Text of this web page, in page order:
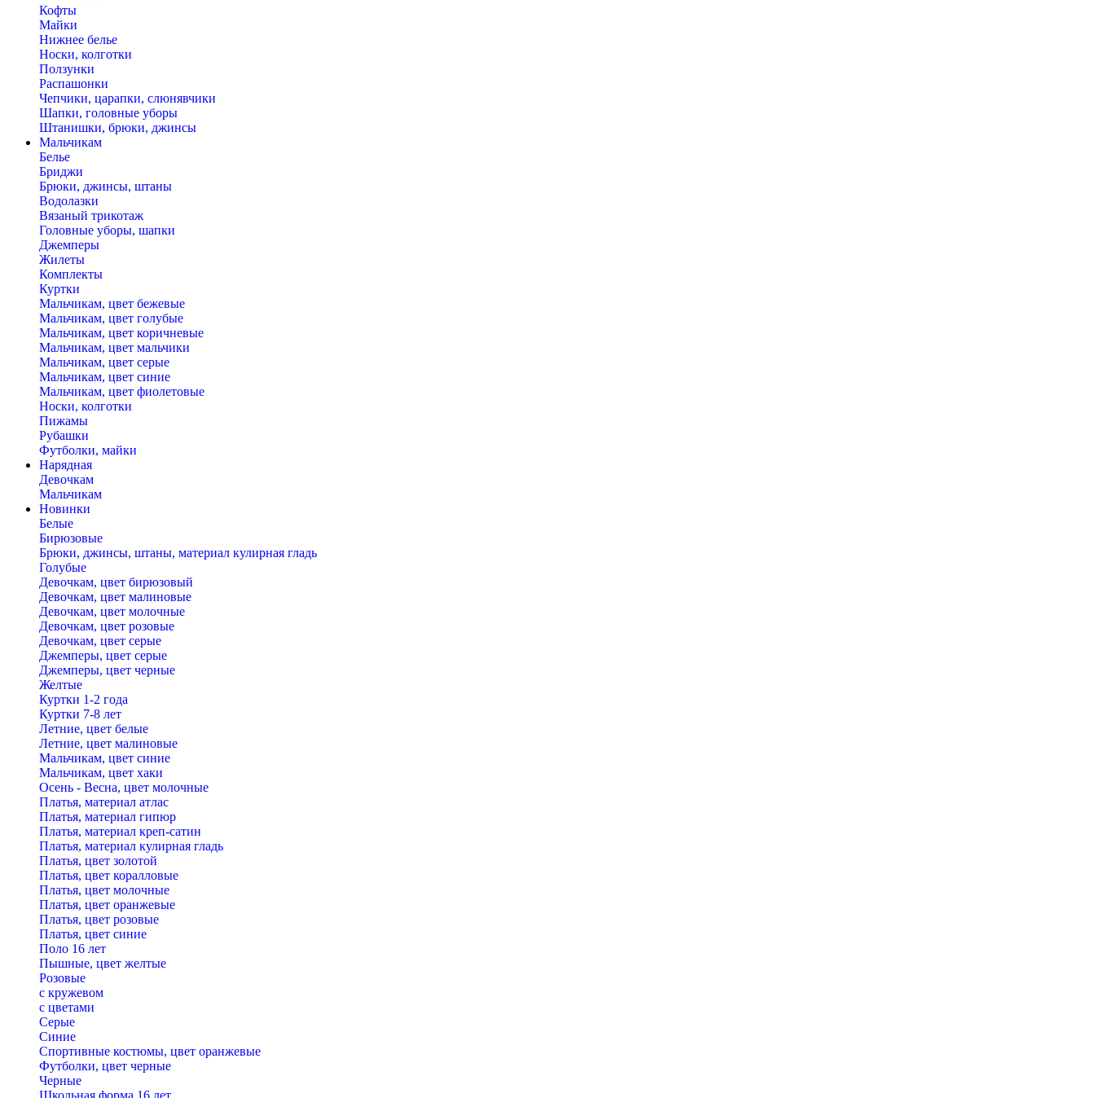
Кофты
Майки
Нижнее белье
Носки, колготки
Ползунки
Распашонки
Чепчики, царапки, слюнявчики
Шапки, головные уборы
Штанишки, брюки, джинсы
Мальчикам
Белье
Бриджи
Брюки, джинсы, штаны
Водолазки
Вязаный трикотаж
Головные уборы, шапки
Джемперы
Жилеты
Комплекты
Куртки
Мальчикам, цвет бежевые
Мальчикам, цвет голубые
Мальчикам, цвет коричневые
Мальчикам, цвет мальчики
Мальчикам, цвет серые
Мальчикам, цвет синие
Мальчикам, цвет фиолетовые
Носки, колготки
Пижамы
Рубашки
Футболки, майки
Нарядная
Девочкам
Мальчикам
Новинки
Белые
Бирюзовые
Брюки, джинсы, штаны, материал кулирная гладь
Голубые
Девочкам, цвет бирюзовый
Девочкам, цвет малиновые
Девочкам, цвет молочные
Девочкам, цвет розовые
Девочкам, цвет серые
Джемперы, цвет серые
Джемперы, цвет черные
Желтые
Куртки 1-2 года
Куртки 7-8 лет
Летние, цвет белые
Летние, цвет малиновые
Мальчикам, цвет синие
Мальчикам, цвет хаки
Осень - Весна, цвет молочные
Платья, материал атлас
Платья, материал гипюр
Платья, материал креп-сатин
Платья, материал кулирная гладь
Платья, цвет золотой
Платья, цвет коралловые
Платья, цвет молочные
Платья, цвет оранжевые
Платья, цвет розовые
Платья, цвет синие
Поло 16 лет
Пышные, цвет желтые
Розовые
с кружевом
с цветами
Серые
Синие
Спортивные костюмы, цвет оранжевые
Футболки, цвет черные
Черные
Школьная форма 16 лет